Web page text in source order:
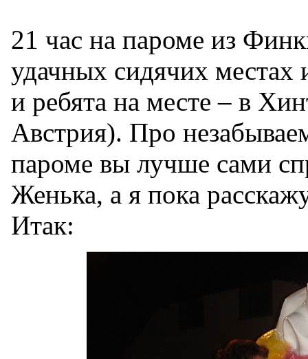
21 час на пароме из
удачных сидячих
и ребята на месте – в
Австрия). Про
пароме вы лучше сами
Женька, а я пока
Итак: